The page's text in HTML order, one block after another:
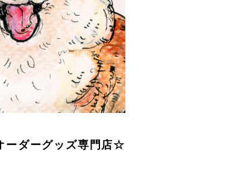
ーダーグッズ専門店☆